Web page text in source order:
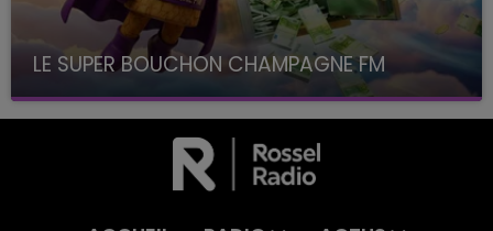
LE SUPER BOUCHON CHAMPAGNE FM
avec La Famille Champagne FM, à 8H10